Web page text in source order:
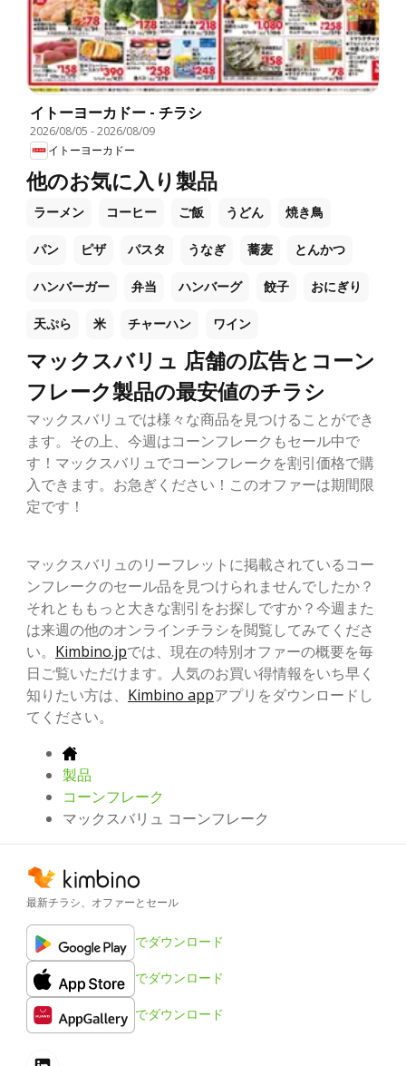
イトーヨーカドー - チラシ
2026/08/05 -2026/08/09
イトーヨーカドー
他のお気に入り製品
ラーメン コーヒー ご飯 うどん 焼き鳥
パン ピザ パスタ うなぎ 蕎麦 とんかつ
ハンバーガー 弁当 ハンバーグ 餃子 おにぎり
天ぷら 米 チャーハン ワイン
マックスバリュ 店舗の広告とコーン
フレーク製品の最安値のチラシ
マックスバリュでは様々な商品を見つけることができ
ます。その上、今週はコーンフレークもセール中で
す！マックスバリュでコーンフレークを割引価格で購
入できます。お急ぎください！このオファーは期間限
定です！
マックスバリュのリーフレットに掲載されているコー
ンフレークのセール品を見つけられませんでしたか？
それとももっと大きな割引をお探しですか？今週また
は来週の他のオンラインチラシを閲覧してみてくださ
い。 Kimbino.jpでは、現在の特別オファーの概要を毎
日ご覧いただけます。人気のお買い得情報をいち早く
知りたい方は、 Kimbino appアプリをダウンロードし
てください。
製品
コーンフレーク
マックスバリュ コーンフレーク
最新チラシ、オファーとセール
でダウンロード
でダウンロード
でダウンロード